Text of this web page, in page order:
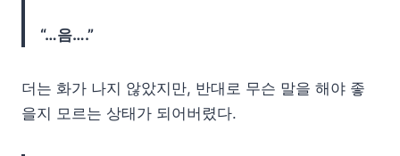
“…음….”
더는 화가 나지 않았지만, 반대로 무슨 말을 해야 좋
을지 모르는 상태가 되어버렸다.